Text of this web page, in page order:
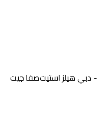
دبي هيلز استيتصفا جيت